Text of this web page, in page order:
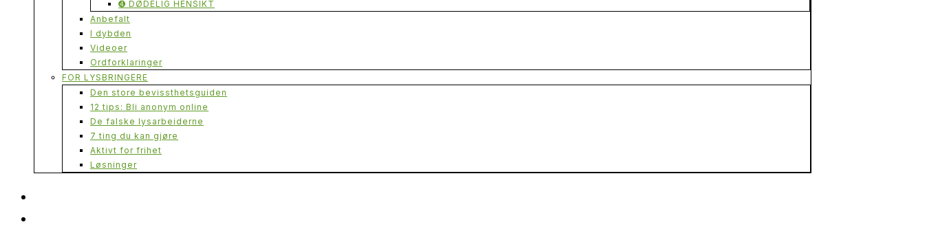
➍ DØDELIG HENSIKT
Anbefalt
I dybden
Videoer
Ordforklaringer
FOR LYSBRINGERE
Den store bevissthetsguiden
12 tips: Bli anonym online
De falske lysarbeiderne
7 ting du kan gjøre
Aktivt for frihet
Løsninger